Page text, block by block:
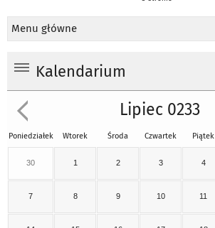
Menu główne
Kalendarium
Lipiec 0233
Poniedziałek Wtorek Środa Czwartek Piątek
30 1 2 3 4
7 8 9 10 11